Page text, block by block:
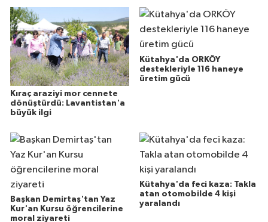
Kıraç araziyi mor cennete
dönüştürdü: Lavantistan'a
büyük ilgi
Kütahya'da ORKÖY
destekleriyle 116 haneye
üretim gücü
Başkan Demirtaş'tan Yaz
Kur'an Kursu öğrencilerine
moral ziyareti
Kütahya'da feci kaza: Takla
atan otomobilde 4 kişi
yaralandı